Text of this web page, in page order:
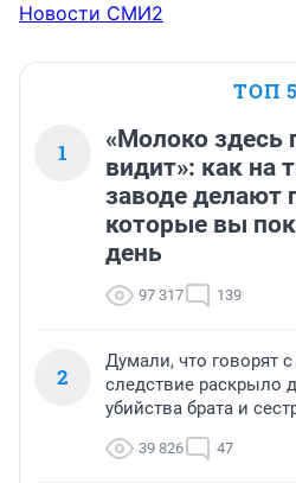
Новости СМИ2
ТОП 5
1
«Молоко здесь
видит»: как на
заводе делают
которые вы
день
97 317 139
2
Думали, что говорят
следствие раскрыло
убийства брата и
39 826 47